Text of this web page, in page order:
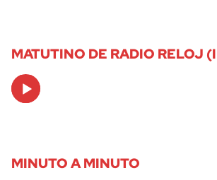
MATUTINO DE RADIO RELOJ
Audio
Player
MINUTO A MINUTO